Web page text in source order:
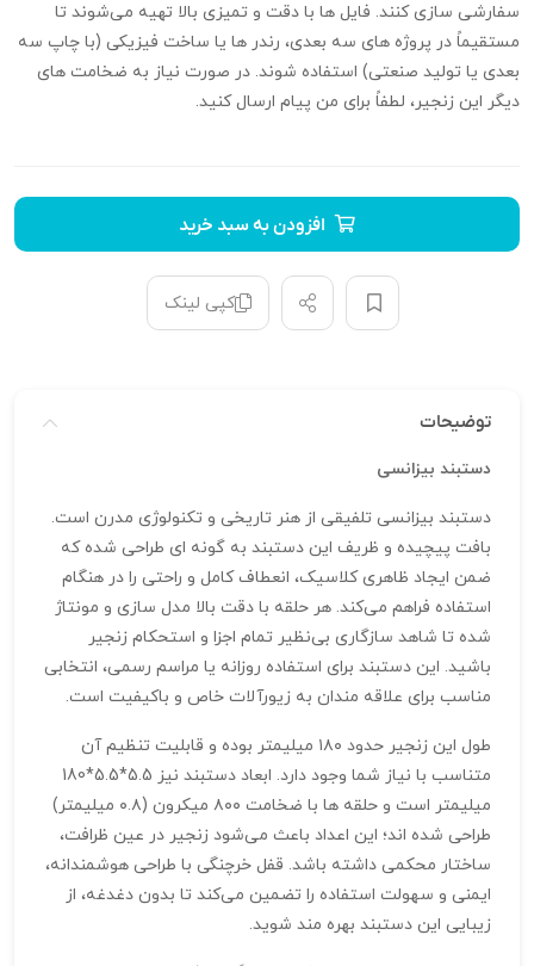
سفارشی‌ سازی کنند. فایل‌ ها با دقت و تمیزی بالا تهیه می‌شوند تا
مستقیماً در پروژه‌ های سه‌ بعدی، رندر ها یا ساخت فیزیکی (با چاپ سه‌
بعدی یا تولید صنعتی) استفاده شوند. در صورت نیاز به ضخامت‌ های
دیگر این زنجیر، لطفاً برای من پیام ارسال کنید.
افزودن به سبد خرید
کپی لینک
توضیحات
دستبند بیزانسی
دستبند بیزانسی تلفیقی از هنر تاریخی و تکنولوژی مدرن است.
بافت پیچیده و ظریف این دستبند به گونه‌ ای طراحی شده که
ضمن ایجاد ظاهری کلاسیک، انعطاف کامل و راحتی را در هنگام
استفاده فراهم می‌کند. هر حلقه با دقت بالا مدل‌ سازی و مونتاژ
شده تا شاهد سازگاری بی‌نظیر تمام اجزا و استحکام زنجیر
باشید. این دستبند برای استفاده روزانه یا مراسم رسمی، انتخابی
مناسب برای علاقه‌ مندان به زیورآلات خاص و باکیفیت است.
طول این زنجیر حدود ۱۸۰ میلیمتر بوده و قابلیت تنظیم آن
متناسب با نیاز شما وجود دارد. ابعاد دستبند نیز 5.5*5.5*180
میلیمتر است و حلقه‌ ها با ضخامت ۸۰۰ میکرون (۰.۸ میلیمتر)
طراحی شده‌ اند؛ این اعداد باعث می‌شود زنجیر در عین ظرافت،
ساختار محکمی داشته باشد. قفل خرچنگی با طراحی هوشمندانه،
ایمنی و سهولت استفاده را تضمین می‌کند تا بدون دغدغه، از
زیبایی این دستبند بهره‌ مند شوید.